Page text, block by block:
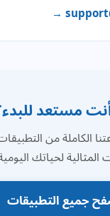
مستعد
الكاملة من
المثالية لحياتك
جميع التطبيقات